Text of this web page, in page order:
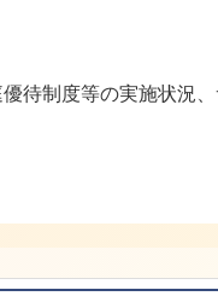
待制度等の実施状況